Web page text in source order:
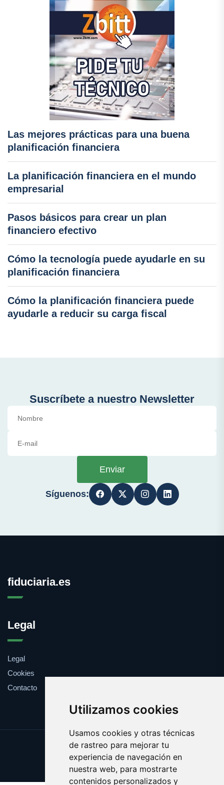
Utilizamos cookies
Usamos cookies y otras técnicas
de rastreo para mejorar tu
experiencia de navegación en
nuestra web, para mostrarte
contenidos personalizados y
Las mejores prácticas para una buena
planificación financiera
La planificación financiera en el mundo
empresarial
Pasos básicos para crear un plan
financiero efectivo
Cómo la tecnología puede ayudarle en su
planificación financiera
Cómo la planificación financiera puede
ayudarle a reducir su carga fiscal
Suscríbete a nuestro Newsletter
Enviar
Síguenos:
fiduciaria.es
Legal
Legal
Cookies
Contacto
Update cookies preferences
Copyright © 2025 fiduciaria.es